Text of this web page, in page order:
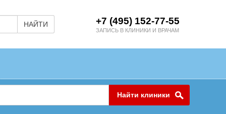
НАЙТИ +7 (495) 152-77-55
ЗАПИСЬ В КЛИНИКИ И ВРАЧАМ
Найти клиники